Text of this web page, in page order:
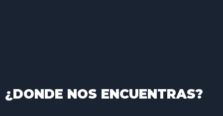
¿DONDE NOS ENCUENTRAS?